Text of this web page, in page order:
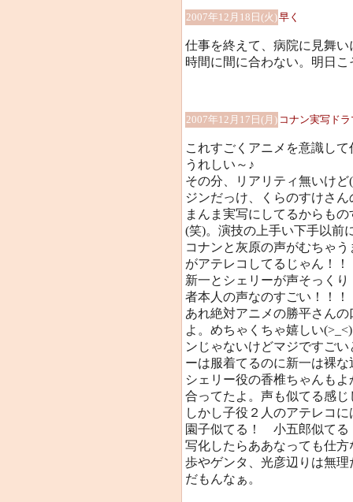
2007年12月18日(火)早く
仕事を終えて、病院に見舞
時間に間に合わない。明日
2007年12月17日(月) コナン実写ドラ
これすごくアニメを意識し
うれしい～♪
その分、リアリティ無いけど
ジンだっけ、くらのすけさ
まんま実写にしてるからも
(笑)。演技の上手い下手以前
コナンと灰原の声がむちゃ
がアテレコしてるじゃん！！
新一とシェリーが声そっく
者本人の声なのすごい！！
あれ絶対アニメの勝平さん
よ。めちゃくちゃ嬉しい
ンじゃないけどマジですご
ーは服着てるのに新一は裸
シェリー役の香椎ちゃんも
合ってたよ。声も似てる感じ
しかし子役２人のアテレコ
園子似てる！ 小五郎似て
写化したらああなっても仕方
歩やゲンタ、光彦辺りは無
だもんなぁ。